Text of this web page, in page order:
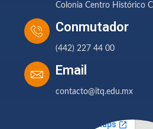
Colonia Centro Histórico
Conmutador
(442) 227 44 00
Email
contacto@itq.edu.mx